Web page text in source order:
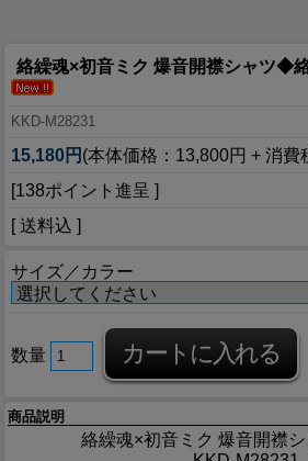
絡繰魂×初音ミク 爆音開襟シャツ◆
KKD-M28231
15,180円 (本体価格：13,800円 + 消費
[138ポイント進呈 ]
[ 送料込 ]
サイズ／カラー
数量
商品説明
絡繰魂×初音ミク 爆音開襟